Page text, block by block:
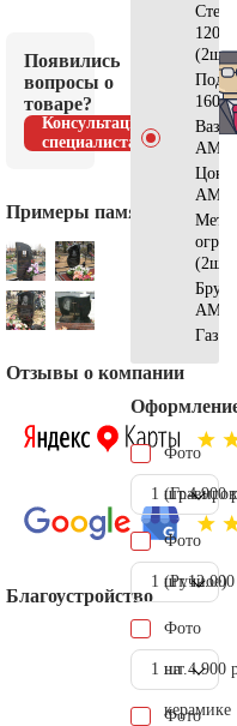
Появились
вопросы о
товаре?
Консультация
специалиста
Примеры памятников
Отзывы о компании
Благоустройство
(2шт)
(2шт)
Газон
Фото
1 шт.4.900
Фото
(Ручное)
1 шт.
Фото
на
керамике
1 шт. 4.900
Фото